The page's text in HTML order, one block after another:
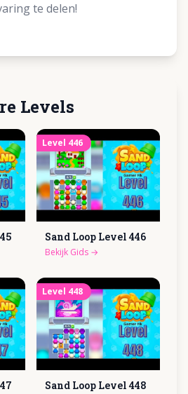
te delen!
Levels
Level 446
Sand Loop Level 446
Bekijk Gids →
Level 448
Sand Loop Level 448